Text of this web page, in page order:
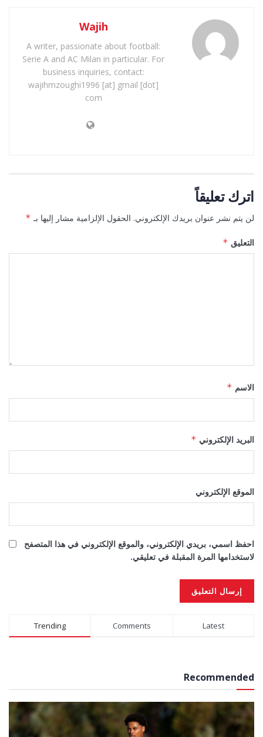
Wajih
A writer, passionate about football:
Serie A and AC Milan in particular. For
business inquiries, contact:
wajihmzoughi1996 [at] gmail [dot]
com
اترك تعليقاً
لن يتم نشر عنوان بريدك الإلكتروني. الحقول الإلزامية مشار إليها بـ *
التعليق *
الاسم *
البريد الإلكتروني *
الموقع الإلكتروني
احفظ اسمي، بريدي الإلكتروني، والموقع الإلكتروني في هذا المتصفح
لاستخدامها المرة المقبلة في تعليقي.
Trending Comments Latest
Recommended